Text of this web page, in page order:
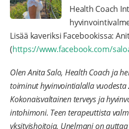
Health Coach
Lisää kaveriksi Facebookissa:
(https://www.facebook.com/
Olen Anita Salo, Health Coach ja
toiminut hyvinvointialalla vuodesta
Kokonaisvaltainen terveys ja
intohimoni. Teen terapeuttista
yksityishoitoja. Unelmani on